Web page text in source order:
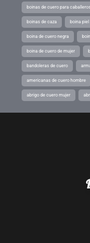
boinas de cuero para caballeros
boinas de caza boina
boina de cuero negra
boina de cuero de mujer
bandoleras de cuero
americanas de cuero hombre
abrigo de cuero mujer